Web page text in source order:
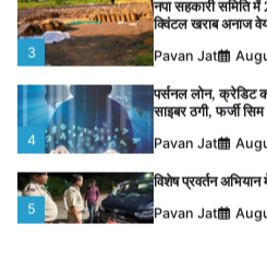
3 Pavan Jat
4
पर्सनल लोन, क्रेडिट
साइबर ठगी, फर्जी सिम
Pavan Jat
5
विशेष प्रवर्तन अभियान
Pavan Jat
विशेष प्रवर्तन अभियान